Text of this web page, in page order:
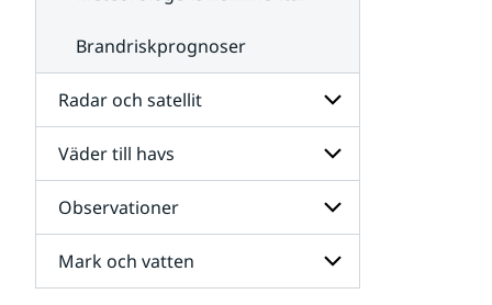
Brandriskprognoser
Radar och satellit
Undersidor
för
Radar
och
satellit
Väder till havs
Undersidor
för
Väder
till
havs
Observationer
Undersidor
för
Mark och vatten